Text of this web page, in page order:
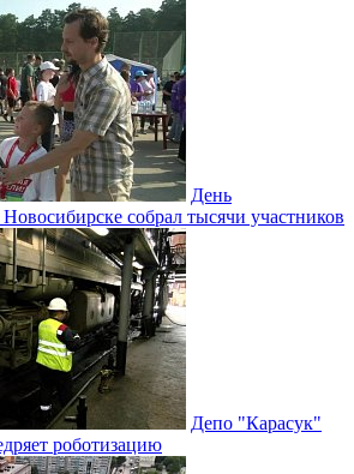
День
собрал тысячи участников
Депо "Карасук"
роботизацию